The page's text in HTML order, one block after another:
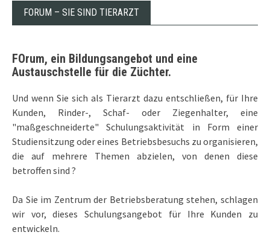
FORUM – SIE SIND TIERARZT
FOrum, ein Bildungsangebot und eine
Austauschstelle für die Züchter.
Und wenn Sie sich als Tierarzt dazu entschließen, für Ihre
Kunden, Rinder-, Schaf- oder Ziegenhalter, eine
"maßgeschneiderte" Schulungsaktivität in Form einer
Studiensitzung oder eines Betriebsbesuchs zu organisieren,
die auf mehrere Themen abzielen, von denen diese
betroffen sind ?
Da Sie im Zentrum der Betriebsberatung stehen, schlagen
wir vor, dieses Schulungsangebot für Ihre Kunden zu
entwickeln.